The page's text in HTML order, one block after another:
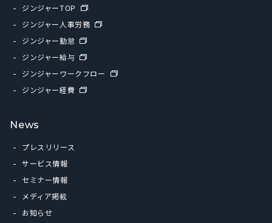
ジンジャーTOP
ジンジャー人事労務
ジンジャー勤怠
ジンジャー給与
ジンジャーワークフロー
ジンジャー経費
News
プレスリリース
サービス情報
セミナー情報
メディア掲載
お知らせ